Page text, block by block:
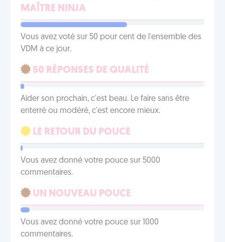
MAÎTRE NINJA
Vous avez voté sur 50 pour cent de l'ensemble des
VDM à ce jour.
50 RÉPONSES DE QUALITÉ
Aider son prochain, c'est beau. Le faire sans être
enterré ou modéré, c'est encore mieux.
LE RETOUR DU POUCE
Vous avez donné votre pouce sur 5000
commentaires.
UN NOUVEAU POUCE
Vous avez donné votre pouce sur 1000
commentaires.